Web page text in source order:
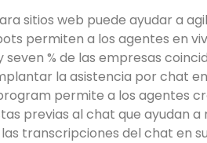
sitios web puede ayudar a
permiten a los agentes en
seven % de las empresas
la asistencia por chat
permite a los agentes
previas al chat que ayudan
transcripciones del chat en